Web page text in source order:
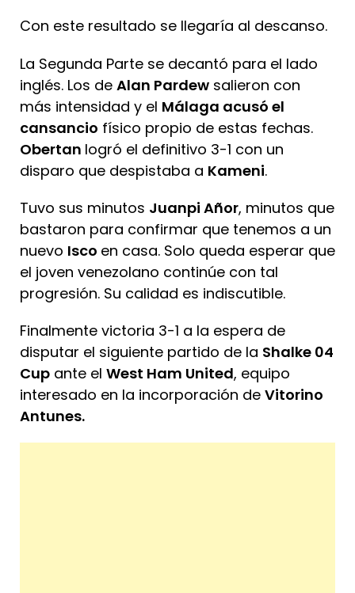
Con este resultado se llegaría al descanso.
La Segunda Parte se decantó para el lado
inglés. Los de Alan Pardew salieron con
más intensidad y el Málaga acusó el
cansancio físico propio de estas fechas.
Obertan logró el definitivo 3-1 con un
disparo que despistaba a Kameni.
Tuvo sus minutos Juanpi Añor, minutos que
bastaron para confirmar que tenemos a un
nuevo Isco en casa. Solo queda esperar que
el joven venezolano continúe con tal
progresión. Su calidad es indiscutible.
Finalmente victoria 3-1 a la espera de
disputar el siguiente partido de la Shalke 04
Cup ante el West Ham United, equipo
interesado en la incorporación de Vitorino
Antunes.